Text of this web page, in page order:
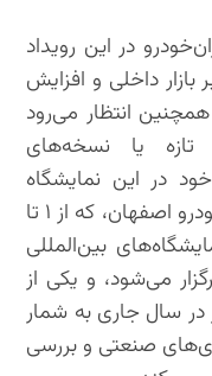
در این رویداد
بازار داخلی و افزایش
انتظار می‌رود
تازه یا نسخه‌های
در این نمایشگاه
رونمایی کند. نوزدهمین نمایشگاه خودرو اصفهان، که از ۱ تا
نمایشگاه‌های بین‌المللی
در ساعت بازدید ۱۵ تا ۲۱ برگزار می‌شود، و یکی از
سال جاری به شمار
صنعتی و بررسی